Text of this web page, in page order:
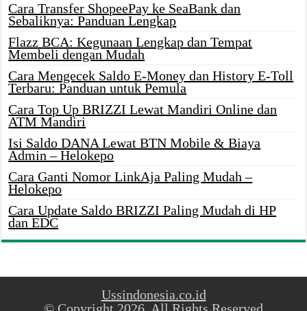
Cara Transfer ShopeePay ke SeaBank dan
Sebaliknya: Panduan Lengkap
Flazz BCA: Kegunaan Lengkap dan Tempat
Membeli dengan Mudah
Cara Mengecek Saldo E-Money dan History E-Toll
Terbaru: Panduan untuk Pemula
Cara Top Up BRIZZI Lewat Mandiri Online dan
ATM Mandiri
Isi Saldo DANA Lewat BTN Mobile & Biaya
Admin – Helokepo
Cara Ganti Nomor LinkAja Paling Mudah –
Helokepo
Cara Update Saldo BRIZZI Paling Mudah di HP
dan EDC
Ussindonesia.co.id